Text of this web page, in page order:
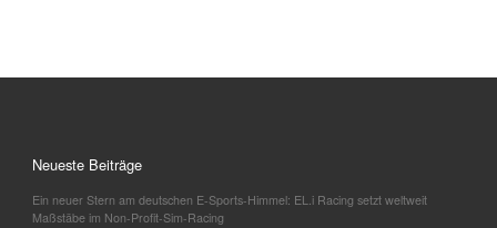
Neueste Beiträge
Ein neuer Stern am deutschen E-Sports-Himmel: EL.i Racing setzt weltweit
Maßstäbe im Non-Profit-Sim-Racing